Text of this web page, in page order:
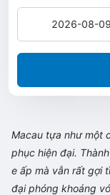
Macau tựa như một
phục hiện đại.
e ấp mà vẫn rất gợi
đại phóng khoáng